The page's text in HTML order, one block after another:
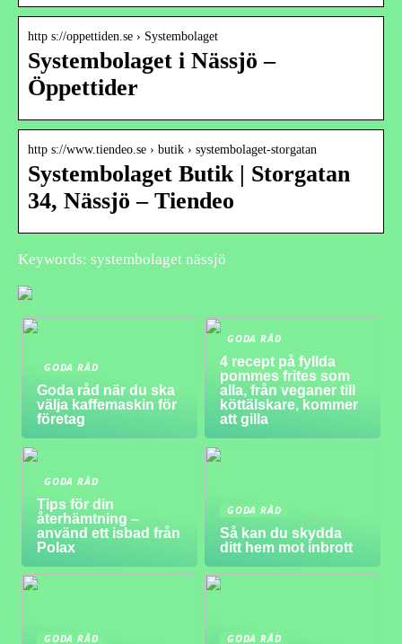
http s://oppettiden.se › Systembolaget
Systembolaget i Nässjö –
Öppettider
http s://www.tiendeo.se › butik › systembolaget-storgatan
Systembolaget Butik | Storgatan
34, Nässjö – Tiendeo
Keywords: systembolaget nässjö
GODA RÅD
Goda råd när du ska
välja kaffemaskin för
företag
GODA RÅD
4 recept på fyllda
pommes frites som
alla, från veganer till
köttälskare, kommer
att gilla
GODA RÅD
Tips för din
återhämtning –
använd ett isbad från
Polax
GODA RÅD
Så kan du skydda
ditt hem mot inbrott
GODA RÅD GODA RÅD